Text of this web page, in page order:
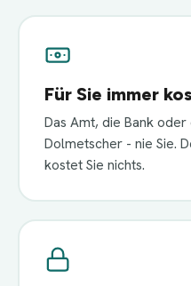
Für Sie immer
Das Amt, die Bank
Dolmetscher - nie Sie.
kostet Sie nichts.